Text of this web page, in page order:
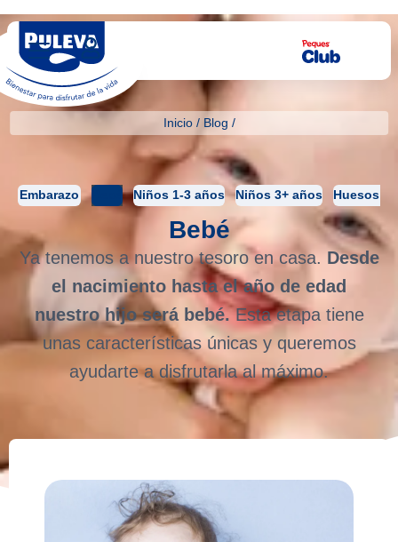
Inicio/ Blog /
Embarazo Niños 1-3 años Niños 3+ años Huesos
Bebé
Ya tenemos a nuestro tesoro en casa. Desde
el nacimiento hasta el año de edad
nuestro hijo será bebé.Esta etapa tiene
unas características únicas y queremos
ayudarte a disfrutarla al máximo.